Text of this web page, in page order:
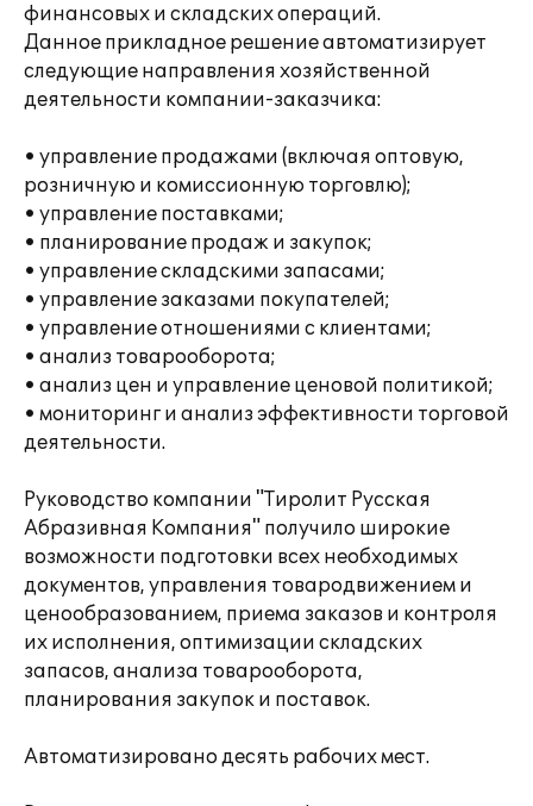
финансовых и складских операций.
Данное прикладное решение автоматизирует
следующие направления хозяйственной
деятельности компании-заказчика:
• управление продажами (включая оптовую,
розничную и комиссионную торговлю);
• управление поставками;
• планирование продаж и закупок;
• управление складскими запасами;
• управление заказами покупателей;
• управление отношениями с клиентами;
• анализ товарооборота;
• анализ цен и управление ценовой политикой;
• мониторинг и анализ эффективности торговой
деятельности.
Руководство компании "Тиролит Русская
Абразивная Компания" получило широкие
возможности подготовки всех необходимых
документов, управления товародвижением и
ценообразованием, приема заказов и контроля
их исполнения, оптимизации складских
запасов, анализа товарооборота,
планирования закупок и поставок.
Автоматизировано десять рабочих мест.